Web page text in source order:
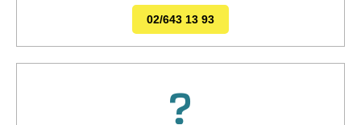
02/643 13 93